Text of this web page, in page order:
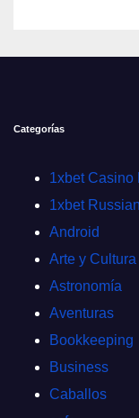
Categorías
1xbet Casino
1xbet
Android
Arte y Cultura
Astronomía
Aventuras
Bookkeeping
Business
Caballos